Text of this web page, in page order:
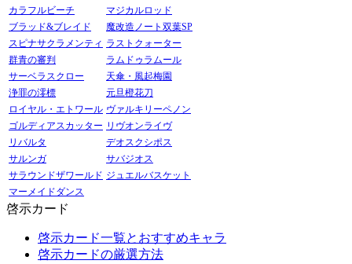
カラフルビーチ
マジカルロッド
ブラッド&ブレイド
魔改造ノート双葉SP
スピナサクラメンティ ラストクォーター
群青の審判
ラムドゥラムール
サーベラスクロー
天傘・風起梅園
浄罪の澪標
元旦橙花刀
ロイヤル・エトワール ヴァルキリーペノン
ゴルディアスカッター リヴオンライヴ
リバルタ
デオスクシポス
サルンガ
サバジオス
サラウンドザワールド ジュエルバスケット
マーメイドダンス
啓示カード
啓示カード一覧とおすすめキャラ
啓示カードの厳選方法